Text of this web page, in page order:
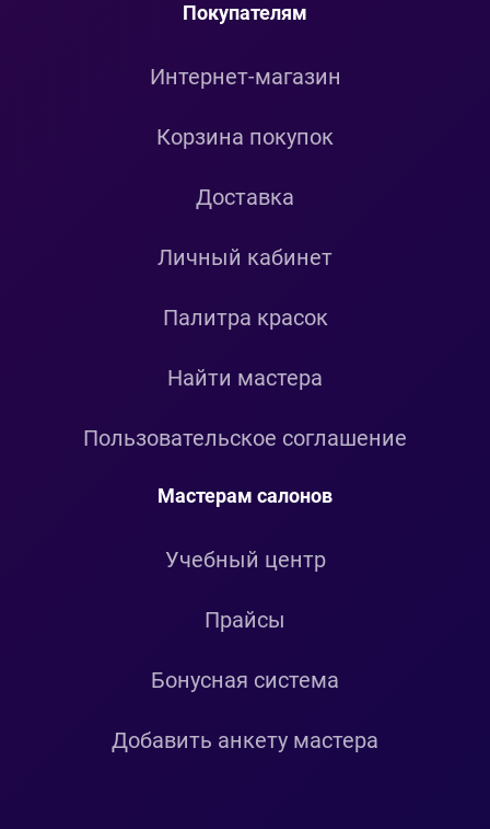
Покупателям
Интернет-магазин
Корзина покупок
Доставка
Личный кабинет
Палитра красок
Найти мастера
Пользовательское соглашение
Мастерам салонов
Учебный центр
Прайсы
Бонусная система
Добавить анкету мастера